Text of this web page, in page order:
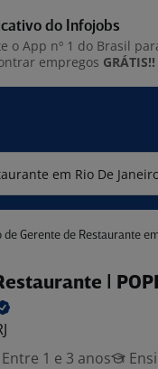
de Restaurante em Rio de
|
Entre 1 e 3 anos
do Infojobs
o App nº 1 do Brasil
empregos GRÁTIS!!